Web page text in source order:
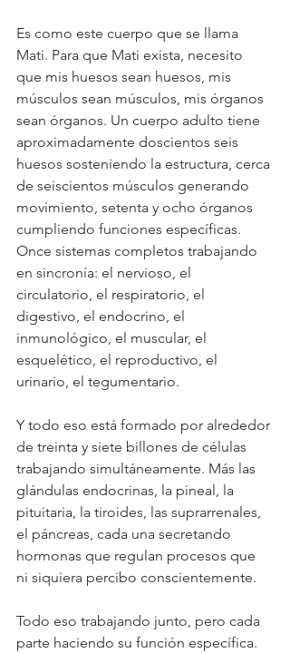
Es como este cuerpo que se llama
Mati. Para que Mati exista, necesito
que mis huesos sean huesos, mis
músculos sean músculos, mis órganos
sean órganos. Un cuerpo adulto tiene
aproximadamente doscientos seis
huesos sosteniendo la estructura, cerca
de seiscientos músculos generando
movimiento, setenta y ocho órganos
cumpliendo funciones específicas.
Once sistemas completos trabajando
en sincronía: el nervioso, el
circulatorio, el respiratorio, el
digestivo, el endocrino, el
inmunológico, el muscular, el
esquelético, el reproductivo, el
urinario, el tegumentario.
Y todo eso está formado por alrededor
de treinta y siete billones de células
trabajando simultáneamente. Más las
glándulas endocrinas, la pineal, la
pituitaria, la tiroides, las suprarrenales,
el páncreas, cada una secretando
hormonas que regulan procesos que
ni siquiera percibo conscientemente.
Todo eso trabajando junto, pero cada
parte haciendo su función específica.